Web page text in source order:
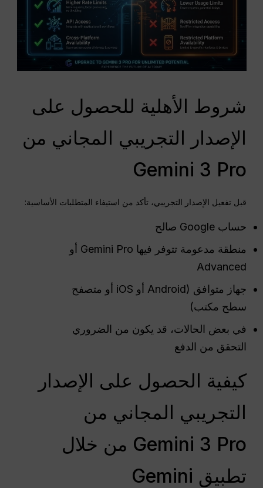
شروط الأهلية للحصول على
الإصدار التجريبي المجاني من
Gemini 3 Pro
قبل تفعيل الإصدار التجريبي، تأكد من استيفاء المتطلبات الأساسية:
حساب Google صالح
منطقة مدعومة تتوفر فيها Gemini Pro أو
Advanced
جهاز متوافق (Android أو iOS أو متصفح
سطح مكتب)
في بعض الحالات، قد يكون من الضروري
التحقق من الدفع
كيفية الحصول على الإصدار
التجريبي المجاني من
Gemini 3 Pro من خلال
تطبيق Gemini